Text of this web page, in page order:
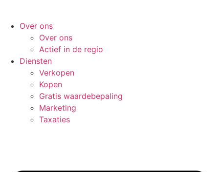
Over ons
Over ons
Actief in de regio
Diensten
Verkopen
Kopen
Gratis waardebepaling
Marketing
Taxaties